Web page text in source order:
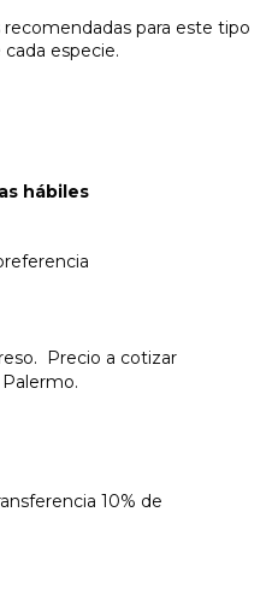
para este tipo
especie.
hábiles
Precio a cotizar
10% de